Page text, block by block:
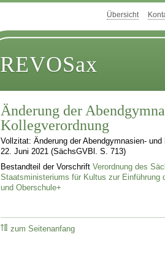
Übersicht
REVOSax
Änderung der
Kollegverordnung
Vollzitat: Änderung der Abendgymnasien- und
22. Juni 2021 (SächsGVBl. S. 713)
Bestandteil der VorschriftVerordnung des
Staatsministeriums für Kultus zur Einführung
und Oberschule+
zum Seitenanfang